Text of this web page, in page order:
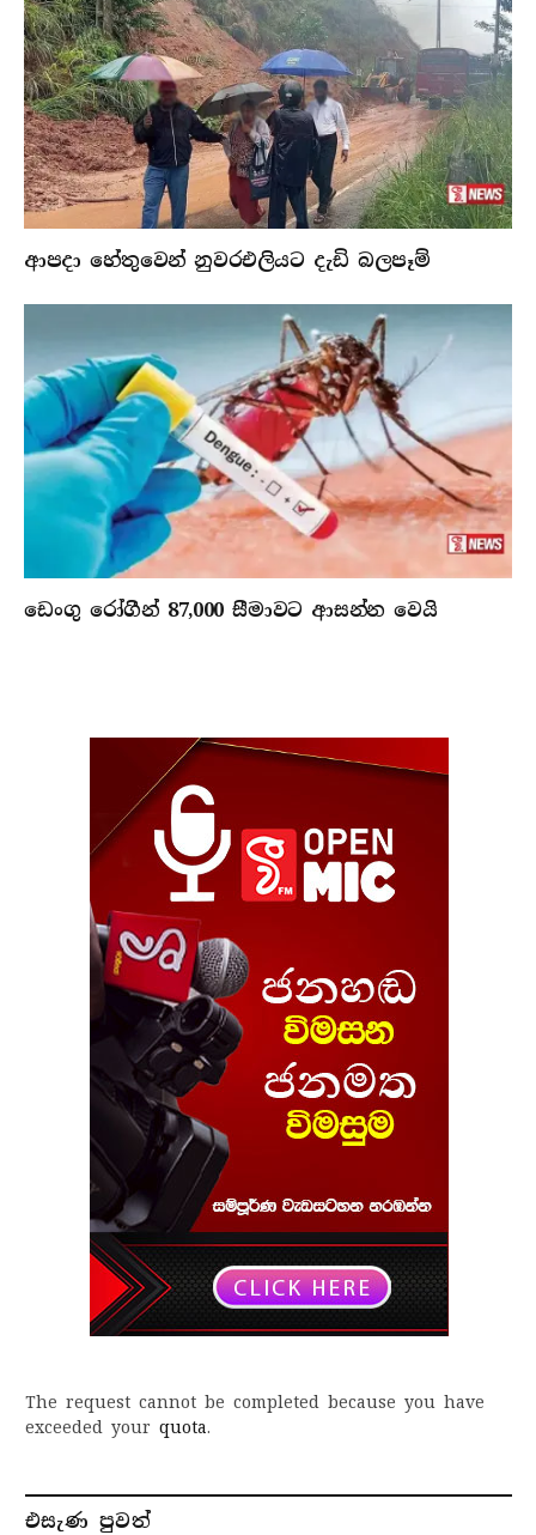
ආපදා හේතුවෙන් නුවරඑලියට දැඩි බලපෑම්
ඩෙංගු රෝගීන් 87,000 සීමාවට ආසන්න වෙයි
The request cannot be completed because you have
exceeded your quota.
එසැණ පුව​ත්